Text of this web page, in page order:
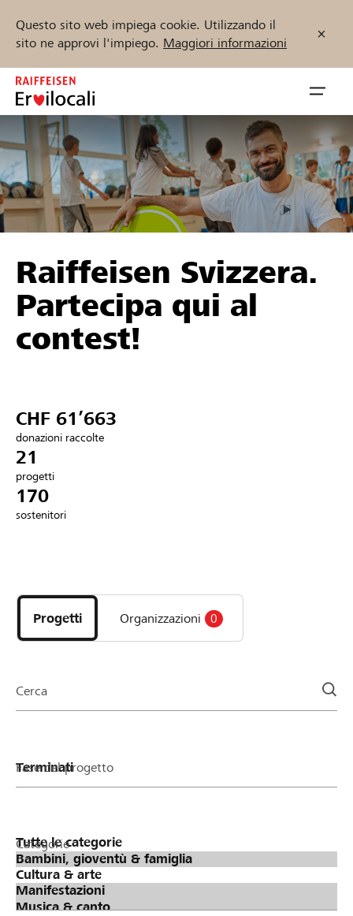
Questo sito web impiega cookie. Utilizzando il
sito ne approvi l'impiego. Maggiori informazioni
Zum
Inhalt
springen
öffnen
Sostenere
Aiuto & supporto
Collegarsi
Registrazione
Trova progetti e organizzazioni
Inizia ora
Raiffeisen Svizzera.
Partecipa qui al
contest!
CHF 61’663
donazioni raccolte
21
progetti
170
sostenitori
i
progetti
e
della
Progetti Organizzazioni 0
Cerca
Fase del progetto
Categorie